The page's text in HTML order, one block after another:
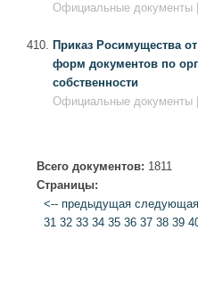
Официальные документы
Приказ Росимущества
форм документов по
собственности
Официальные документы
Всего документов: 1811
Страницы:
<-- предыдущая
31 32 33 34 35 36 37 38 39